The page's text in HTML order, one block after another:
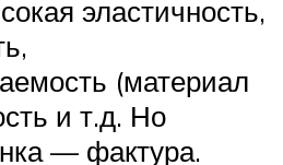
эластичность,
(материал
и т.д. Но
— фактура.